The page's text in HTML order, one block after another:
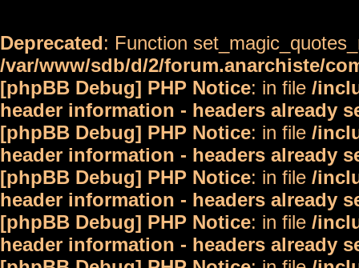
Deprecated: Function
/var/www/sdb/d/2/forum.anarchiste/
[phpBB Debug] PHP Notice: in file /
header information - headers already
[phpBB Debug] PHP Notice: in file /
header information - headers already
[phpBB Debug] PHP Notice: in file /
header information - headers already
[phpBB Debug] PHP Notice: in file /
header information - headers already